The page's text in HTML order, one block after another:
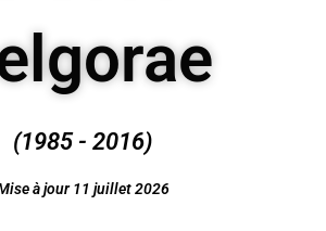
(1985 - 2016)
à jour 11 juillet 2026